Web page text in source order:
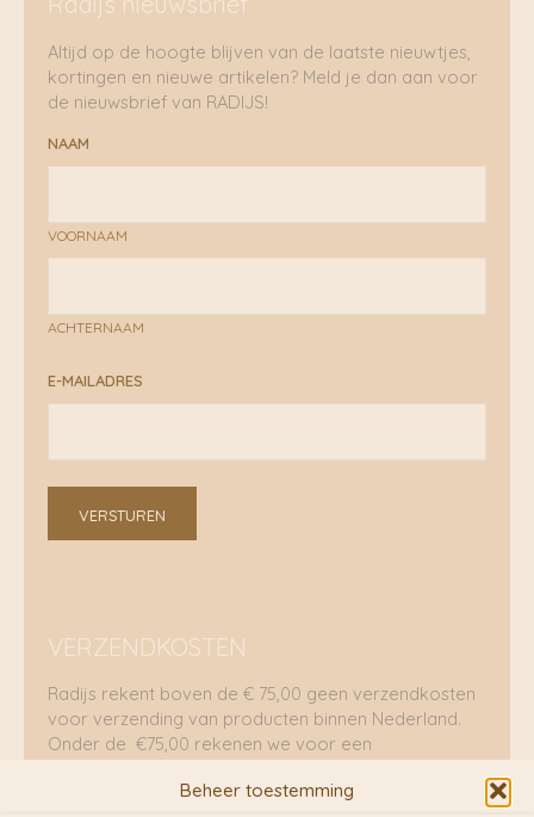
Beheer toestemming
Altijd op de hoogte blijven van de laatste nieuwtjes,
kortingen en nieuwe artikelen? Meld je dan aan voor
de nieuwsbrief van RADIJS!
NAAM
VOORNAAM
ACHTERNAAM
E-MAILADRES
VERSTUREN
VERZENDKOSTEN
Radijs rekent boven de € 75,00 geen verzendkosten
voor verzending van producten binnen Nederland.
Onder de €75,00 rekenen we voor een